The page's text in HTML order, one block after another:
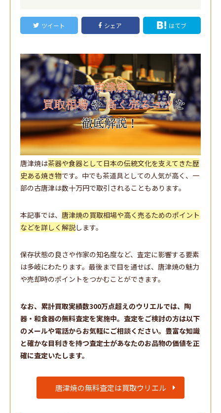
ツイート シェア はてブ
唐津焼は茶器や食器として日本の伝統文化を支えてきた歴
史ある焼き物です。中でも茶道具としての人気が高く、一
部の古唐津は数十万円で取引されることもあります。
本記事では、 唐津焼の買取相場や高く売るためのポイント
などを詳しく解説します。
保存状態の良さや作家の知名度など、査定に影響する要素
は多岐にわたります。最後まで目を通せば、唐津焼の魅力
や売却時のポイントをつかむことができます。
なお、累計買取実績数300万点超えのウリエルでは、陶
器・和食器の無料査定を実施中。査定をご検討の方は以下
のメールや電話からお気軽にご相談ください。豊富な知識
と確かな目利きを持つ査定士があなたのお品物の価値を正
確に査定いたします。
唐津焼の無料査定は買取ウリエル